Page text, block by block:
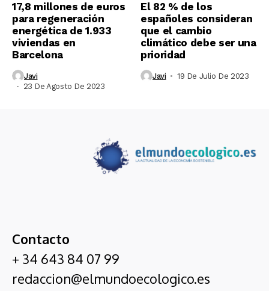
17,8 millones de euros
para regeneración
energética de 1.933
viviendas en
Barcelona
Javi
23 De Agosto De 2023
El 82 % de los
españoles consideran
que el cambio
climático debe ser una
prioridad
Javi 19 De Julio De 2023
Contacto
+ 34 643 84 07 99
redaccion@elmundoecologico.es